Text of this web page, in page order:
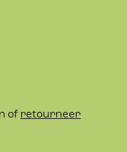
of retourneer